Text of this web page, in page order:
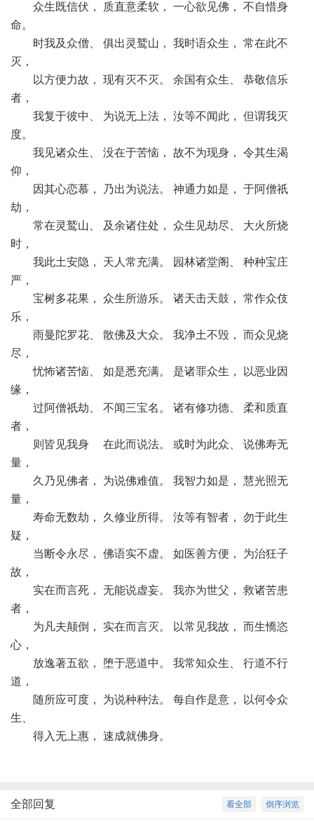
众生既信伏， 质直意柔软， 一心欲见佛， 不自惜身
命。
时我及众僧、 俱出灵鹫山， 我时语众生， 常在此不
灭，
以方便力故， 现有灭不灭。 余国有众生、 恭敬信乐
者，
我复于彼中、 为说无上法， 汝等不闻此， 但谓我灭
度。
我见诸众生、 没在于苦恼， 故不为现身， 令其生渴
仰，
因其心恋慕， 乃出为说法。 神通力如是， 于阿僧祇
劫，
常在灵鹫山、 及余诸住处， 众生见劫尽、 大火所烧
时，
我此土安隐， 天人常充满。 园林诸堂阁、 种种宝庄
严，
宝树多花果， 众生所游乐。 诸天击天鼓， 常作众伎
乐，
雨曼陀罗花、 散佛及大众。 我净土不毁， 而众见烧
尽，
忧怖诸苦恼、 如是悉充满。 是诸罪众生， 以恶业因
缘，
过阿僧祇劫、 不闻三宝名。 诸有修功德、 柔和质直
者，
则皆见我身 在此而说法。 或时为此众、 说佛寿无
量，
久乃见佛者， 为说佛难值。 我智力如是， 慧光照无
量，
寿命无数劫， 久修业所得。 汝等有智者， 勿于此生
疑，
当断令永尽， 佛语实不虚。 如医善方便， 为治狂子
故，
实在而言死， 无能说虚妄。 我亦为世父， 救诸苦患
者，
为凡夫颠倒， 实在而言灭。 以常见我故， 而生憍恣
心，
放逸著五欲， 堕于恶道中。 我常知众生、 行道不行
道，
随所应可度， 为说种种法。 每自作是意， 以何令众
生、
得入无上惠， 速成就佛身。
倒序浏览
看全部
全部回复